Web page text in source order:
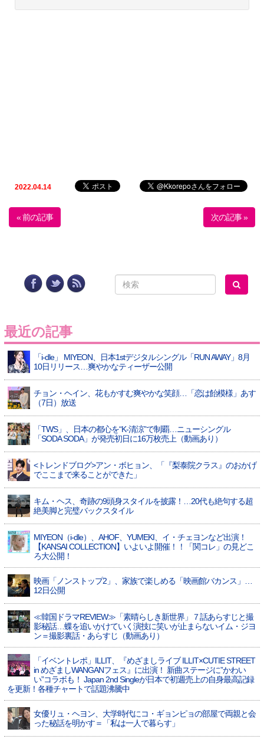
2022.04.14
« 前の記事 次の記事 »
最近の記事
「i-dle」 MIYEON、日本1stデジタルシングル「RUN AWAY」8月
10日リリース…爽やかなティーザー公開
チョン・ヘイン、花もかすむ爽やかな笑顔…「恋は飴模様」あす
（7日）放送
「TWS」、日本の都心を“K-清涼”で制覇…ニューシングル
「SODA SODA」が発売初日に16万枚売上（動画あり）
<トレンドブログ>アン・ボヒョン、「『梨泰院クラス』のおかげ
でここまで来ることができた」
キム・ヘス、奇跡の9頭身スタイルを披露！…20代も絶句する超
絶美脚と完璧バックスタイル
MIYEON（i-dle）、​AHOF​、YUMEKI、イ・チェヨンなど出演！
【KANSAI COLLECTION】いよいよ開催！！「関コレ」の見どこ
ろ大公開！
映画「ノンストップ2」、家族で楽しめる「映画館バカンス」…
12日公開
≪韓国ドラマREVIEW≫「素晴らしき新世界」７話あらすじと撮
影秘話…蝶を追いかけていく演技に笑いが止まらないイム・ジヨ
ン＝撮影裏話・あらすじ（動画あり）
「イベントレポ」ILLIT、『めざましライブ ILLIT×CUTIE STREET
in めざましWANGANフェス』に出演！ 新曲ステージに”かわい
い”コラボも！ Japan 2nd Singleが日本で初週売上の自身最高記録
を更新！各種チャートで話題沸騰中
女優リュ・ヘヨン、大学時代にコ・ギョンピョの部屋で両親と会
った秘話を明かす＝「私は一人で暮らす」